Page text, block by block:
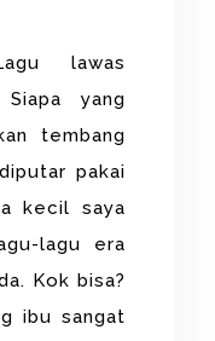
lawas
yang
tembang
pakai
kecil saya
lagu era
Kok bisa?
ibu sangat